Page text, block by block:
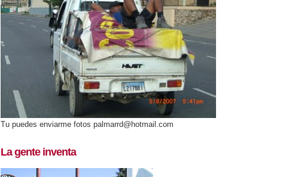
Tu puedes enviarme fotos palmarrd@hotmail.com
La gente inventa